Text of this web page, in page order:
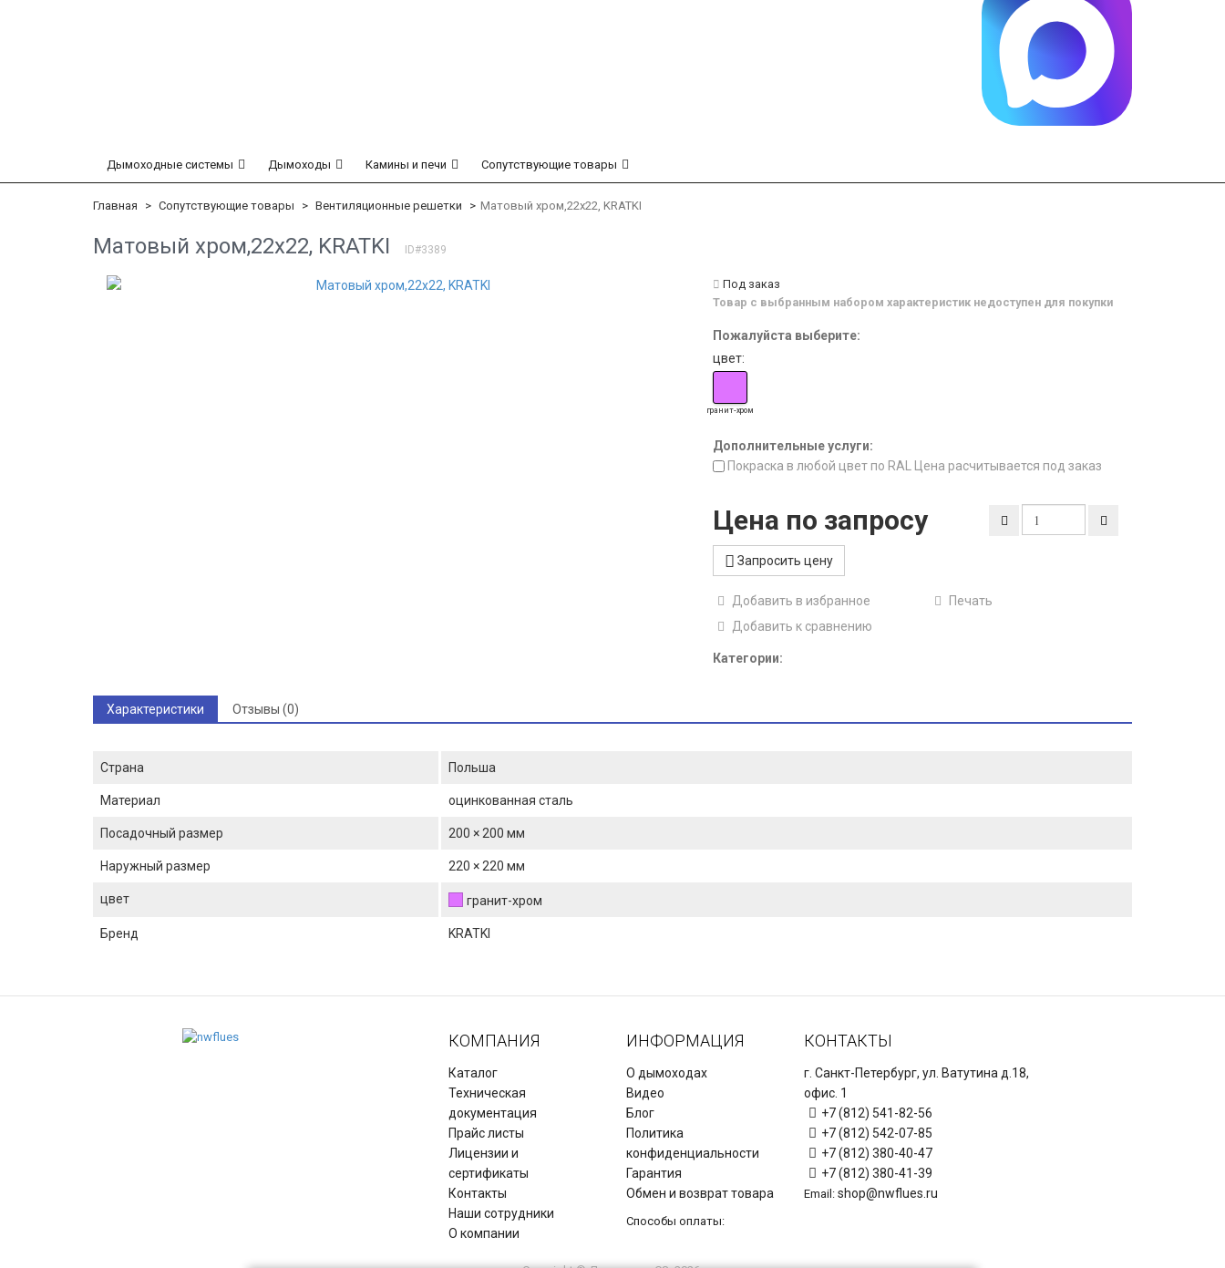
Дымоходные системы Дымоходы Камины и печи Сопутствующие товары
Главная Сопутствующие товары Вентиляционные решетки Матовый хром,22x22, KRATKI
Матовый хром,22x22, KRATKI ID#3389
Под заказ
Товар с выбранным набором характеристик недоступен для покупки
Пожалуйста выберите:
цвет:
гранит-хром
Дополнительные услуги:
Покраска в любой цвет по RAL Цена расчитывается под заказ
Цена по запросу
Запросить цену
Добавить в избранное
Печать
Добавить к сравнению
Категории:
Характеристики Отзывы (0)
Страна Польша
Материал оцинкованная сталь
Посадочный размер 200 × 200 мм
Наружный размер 220 × 220 мм
цвет гранит-хром
Бренд KRATKI
КОМПАНИЯ
Каталог
Техническая
документация
Прайс листы
Лицензии и
сертификаты
Контакты
Наши сотрудники
О компании
ИНФОРМАЦИЯ
О дымоходах
Видео
Блог
Политика
конфиденциальности
Гарантия
Обмен и возврат товара
Способы оплаты:
КОНТАКТЫ
г. Санкт-Петербург, ул. Ватутина д.18,
офис. 1
+7 (812) 541-82-56
+7 (812) 542-07-85
+7 (812) 380-40-47
+7 (812) 380-41-39
Email: shop@nwflues.ru